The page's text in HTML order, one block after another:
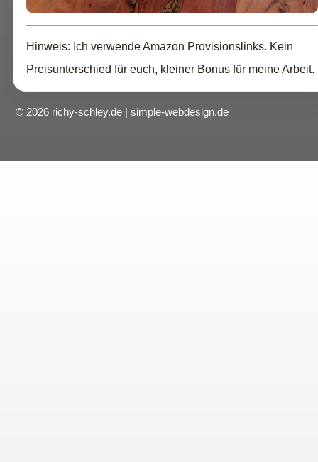
Hinweis: Ich verwende Amazon Provisionslinks. Kein
Preisunterschied für euch, kleiner Bonus für meine Arbeit.
© 2026 richy-schley.de | simple-webdesign.de